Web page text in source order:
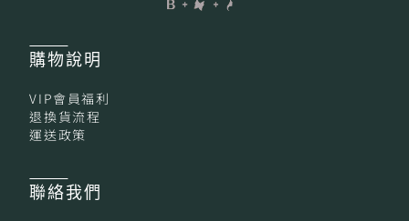
購物說明
VIP會員福利
退換貨流程
運送政策
聯絡我們